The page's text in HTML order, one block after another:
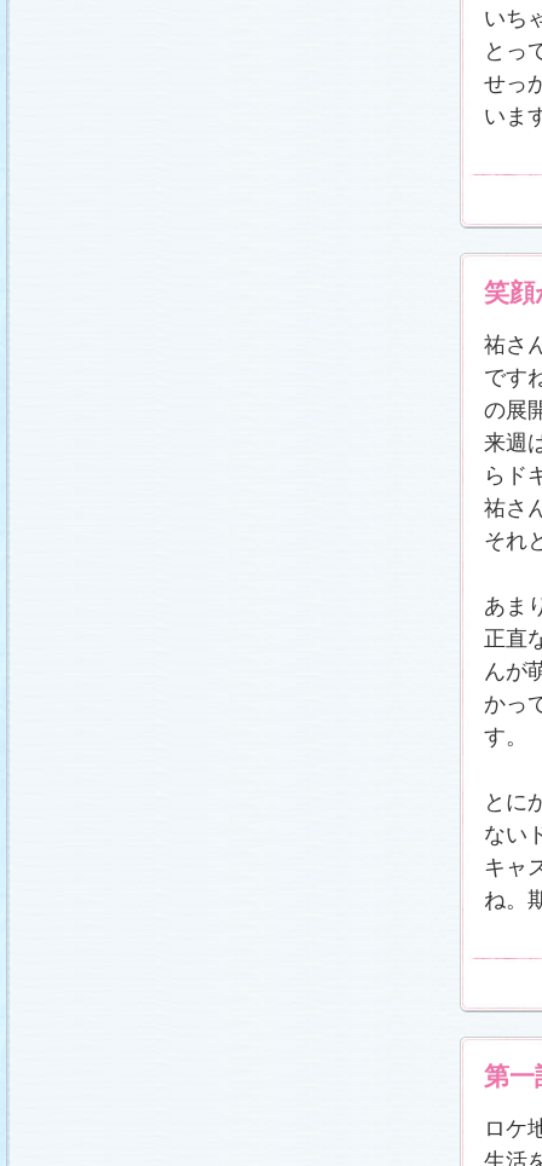
いち
とっ
せっ
いま
笑顔
祐さ
です
の展
来週
らド
祐さ
それ
あま
正直
んが
かっ
す。
とに
ない
キャ
ね。
第
ロケ
生活